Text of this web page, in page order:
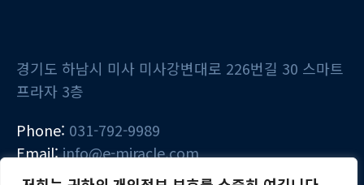
경기도 하남시 미사 미사강변대로 226번길 30 스마트
프라자 3층
Phone: 031-792-9989
Email:info@e-miracle.com